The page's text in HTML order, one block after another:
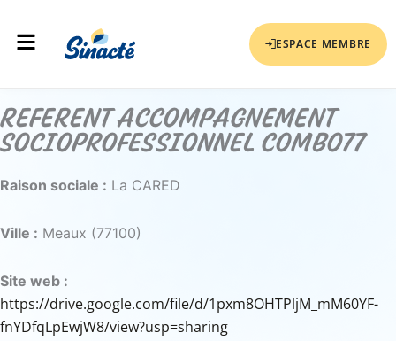
contenu
Menu ESPACE MEMBRE
REFERENT ACCOMPAGNEMENT
SOCIOPROFESSIONNEL COMBO77
Raison sociale : La CARED
Ville : Meaux (77100)
Site web :
https://drive.google.com/file/d/1pxm8OHTPljM_mM60YF-
fnYDfqLpEwjW8/view?usp=sharing